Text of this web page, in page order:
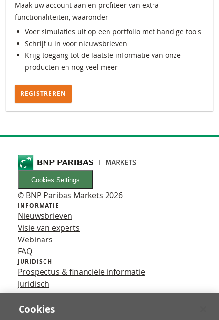
Maak uw account aan en profiteer van extra
functionaliteiten, waaronder:
Voer simulaties uit op een portfolio met handige tools
Schrijf u in voor nieuwsbrieven
Krijg toegang tot de laatste informatie van onze
producten en nog veel meer
REGISTREREN
Cookies Settings
© BNP Paribas Markets 2026
INFORMATIE
Nieuwsbrieven
Visie van experts
Webinars
FAQ
JURIDISCH
Prospectus & financiële informatie
Juridisch
Disclaimer B.A.
Privacy
Cookies